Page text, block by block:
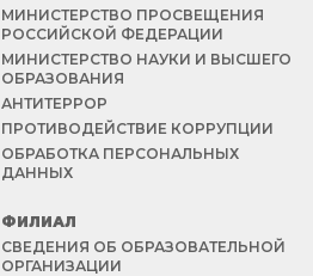
МИНИСТЕРСТВО ПРОСВЕЩЕНИЯ
РОССИЙСКОЙ ФЕДЕРАЦИИ
МИНИСТЕРСТВО НАУКИ И ВЫСШЕГО
ОБРАЗОВАНИЯ
АНТИТЕРРОР
ПРОТИВОДЕЙСТВИЕ КОРРУПЦИИ
ОБРАБОТКА ПЕРСОНАЛЬНЫХ
ДАННЫХ
ФИЛИАЛ
СВЕДЕНИЯ ОБ ОБРАЗОВАТЕЛЬНОЙ
ОРГАНИЗАЦИИ